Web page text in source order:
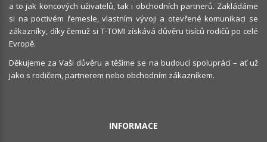
a to jak koncových uživatelů, tak i obchodních partnerů. Zakládáme
si na poctivém řemesle, vlastním vývoji a otevřené komunikaci se
zákazníky, díky čemuž si T-TOMI získává důvěru tisíců rodičů po celé
Evropě.
Děkujeme za Vaši důvěru a těšíme se na budoucí spolupráci – ať už
jako s rodičem, partnerem nebo obchodním zákazníkem.
INFORMACE